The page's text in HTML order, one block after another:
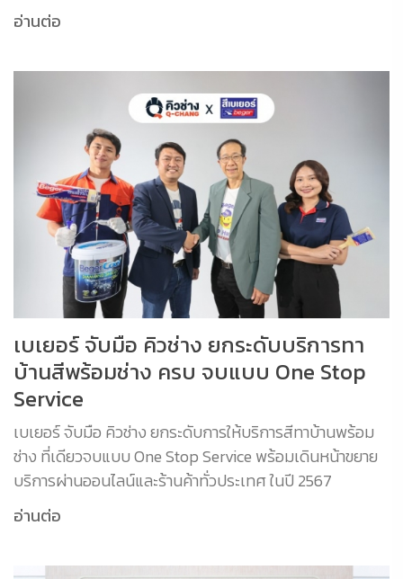
อ่านต่อ
เบเยอร์ จับมือ คิวช่าง ยกระดับบริการทา
บ้านสีพร้อมช่าง ครบ จบแบบ One Stop
Service
เบเยอร์ จับมือ คิวช่าง ยกระดับการให้บริการสีทาบ้านพร้อม
ช่าง ที่เดียวจบแบบ One Stop Service พร้อมเดินหน้าขยาย
บริการผ่านออนไลน์และร้านค้าทั่วประเทศ ในปี 2567
อ่านต่อ